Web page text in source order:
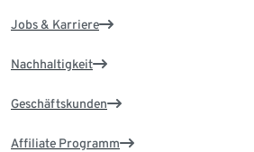
Jobs & Karriere
Nachhaltigkeit
Geschäftskunden
Affiliate Programm